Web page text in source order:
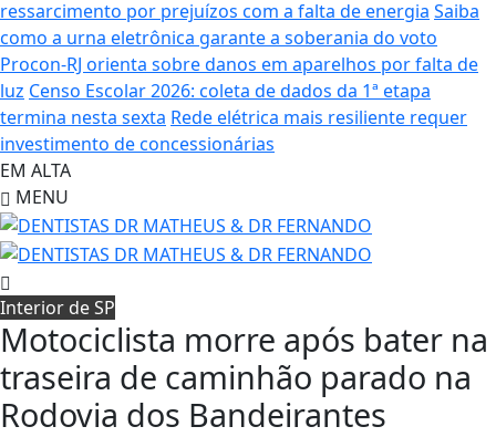
ressarcimento por prejuízos com a falta de energia Saiba
como a urna eletrônica garante a soberania do voto
Procon-RJ orienta sobre danos em aparelhos por falta de
luz Censo Escolar 2026: coleta de dados da 1ª etapa
termina nesta sexta Rede elétrica mais resiliente requer
investimento de concessionárias
EM ALTA
MENU
Interior de SP
Motociclista morre após bater na
traseira de caminhão parado na
Rodovia dos Bandeirantes